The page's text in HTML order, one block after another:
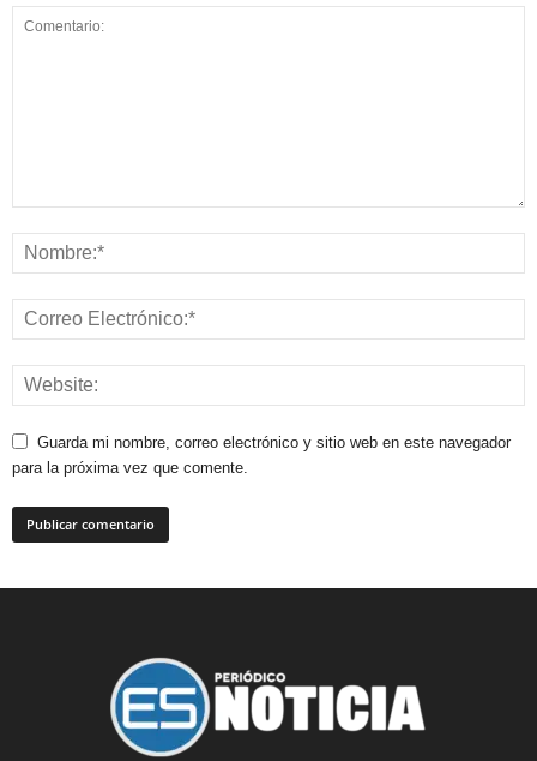
Guarda mi nombre, correo electrónico y sitio web en este navegador
para la próxima vez que comente.